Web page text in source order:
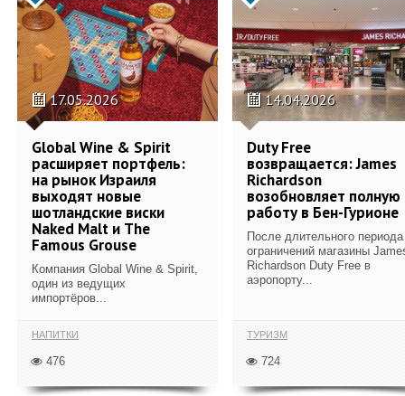
17.05.2026
Global Wine & Spirit
расширяет портфель:
на рынок Израиля
выходят новые
шотландские виски
Naked Malt и The
Famous Grouse
Компания Global Wine & Spirit,
один из ведущих
импортёров...
НАПИТКИ
476
14.04.2026
Duty Free
возвращается: James
Richardson
возобновляет полную
работу в Бен-Гурионе
После длительного периода
ограничений магазины
Richardson Duty Free в
аэропорту...
ТУРИЗМ
724